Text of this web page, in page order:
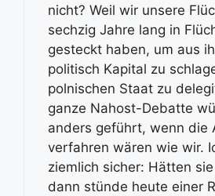
nicht? Weil wir unsere
sechzig Jahre lang in
gesteckt haben, um aus
politisch Kapital zu
polnischen Staat zu
ganze Nahost-Debatte
anders geführt, wenn die
verfahren wären wie wir.
ziemlich sicher: Hätten
dann stünde heute einer